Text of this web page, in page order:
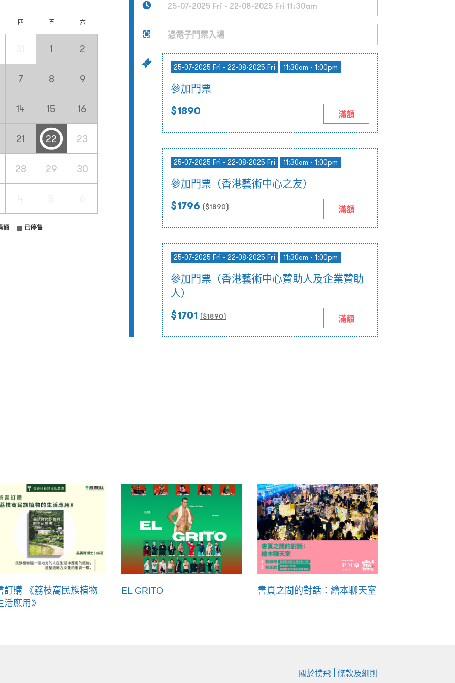
四 五 六
1 2
7 8 9
14 15 16
21 22 23
28 29 30
額 已停售
25-07-2025 Fri - 22-08-2025 Fri 11:30am - 1:00pm
參加門票
$1890 滿額
25-07-2025 Fri - 22-08-2025 Fri 11:30am - 1:00pm
參加門票（香港藝術中心之友）
$1796 ($1890) 滿額
25-07-2025 Fri - 22-08-2025 Fri 11:30am - 1:00pm
參加門票（香港藝術中心贊助人及企業贊助
人）
$1701 ($1890) 滿額
訂購 《荔枝窩民族植物
活應用》
EL GRITO 書頁之間的對話：繪本聊天室
關於撲飛 條款及細則